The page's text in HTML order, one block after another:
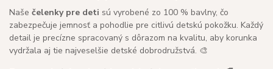
Naše čelenky pre deti sú vyrobené zo 100 % bavlny, čo
zabezpečuje jemnosť a pohodlie pre citlivú detskú pokožku. Každý
detail je precízne spracovaný s dôrazom na kvalitu, aby korunka
vydržala aj tie najveselšie detské dobrodružstvá. 🎨